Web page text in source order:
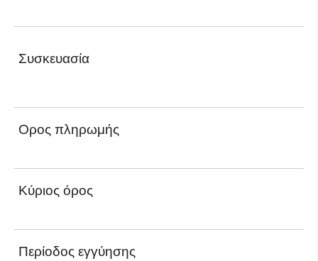
Συσκευασία
Ορος πληρωμής
Κύριος όρος
Περίοδος εγγύησης